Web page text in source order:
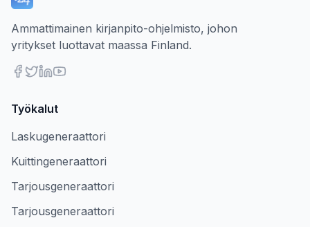
Ammattimainen kirjanpito-ohjelmisto, johon
yritykset luottavat maassa Finland.
Työkalut
Laskugeneraattori
Kuittingeneraattori
Tarjousgeneraattori
Tarjousgeneraattori